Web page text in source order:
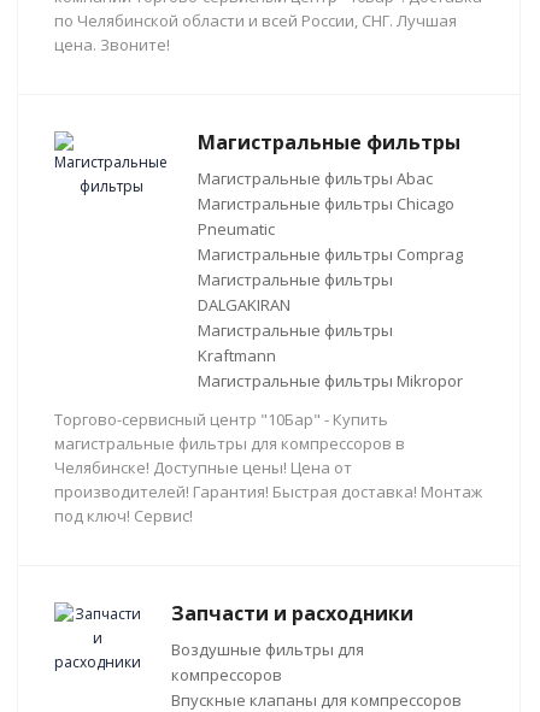
по Челябинской области и всей России, СНГ. Лучшая
цена. Звоните!
Магистральные фильтры
Магистральные фильтры Abac
Магистральные фильтры Chicago
Pneumatic
Магистральные фильтры Comprag
Магистральные фильтры
DALGAKIRAN
Магистральные фильтры
Kraftmann
Магистральные фильтры Mikropor
Торгово-сервисный центр "10Бар" - Купить
магистральные фильтры для компрессоров в
Челябинске! Доступные цены! Цена от
производителей! Гарантия! Быстрая доставка! Монтаж
под ключ! Сервис!
Запчасти и расходники
Воздушные фильтры для
компрессоров
Впускные клапаны для компрессоров